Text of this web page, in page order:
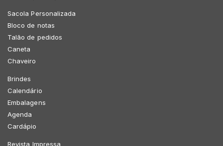
Sacola Personalizada
Bloco de notas
Talão de pedidos
Caneta
Chaveiro
Brindes
Calendário
Embalagens
Agenda
Cardápio
Revista Impressa